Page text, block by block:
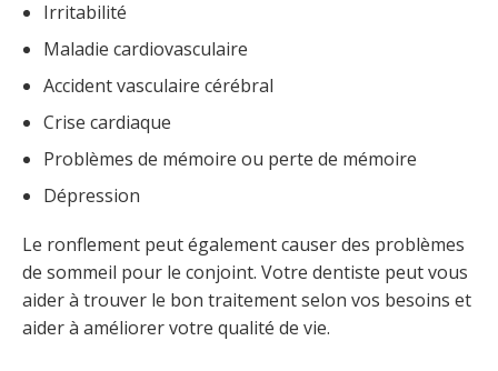
Irritabilité
Maladie cardiovasculaire
Accident vasculaire cérébral
Crise cardiaque
Problèmes de mémoire ou perte de mémoire
Dépression
Le ronflement peut également causer des problèmes
de sommeil pour le conjoint. Votre dentiste peut vous
aider à trouver le bon traitement selon vos besoins et
aider à améliorer votre qualité de vie.